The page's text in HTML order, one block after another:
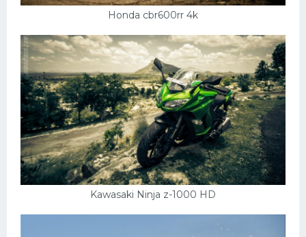
Honda cbr600rr 4k
Kawasaki Ninja z-1000 HD